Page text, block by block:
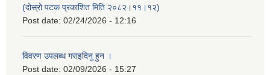
(दोस्रो पटक प्रकाशित मिति २०८२।११।१२)
Post date: 02/24/2026 - 12:16
विवरण उपलब्ध गराइदिनु हुन ।
Post date: 02/09/2026 - 15:27